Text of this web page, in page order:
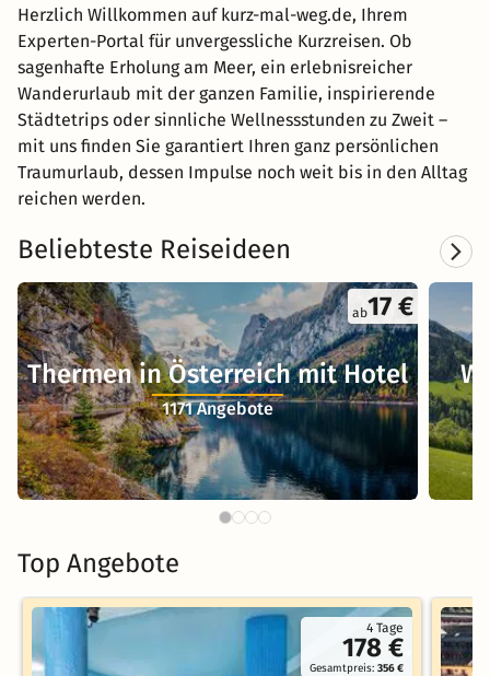
Herzlich Willkommen auf kurz-mal-weg.de, Ihrem
Experten-Portal für unvergessliche Kurzreisen. Ob
sagenhafte Erholung am Meer, ein erlebnisreicher
Wanderurlaub mit der ganzen Familie, inspirierende
Städtetrips oder sinnliche Wellnessstunden zu Zweit –
mit uns finden Sie garantiert Ihren ganz persönlichen
Traumurlaub, dessen Impulse noch weit bis in den Alltag
reichen werden.
Beliebteste Reiseideen
ab17 €
Thermen in Österreich mit Hotel
1171 Angebote
Top Angebote
4 Tage
178 €
Gesamtpreis:356 €